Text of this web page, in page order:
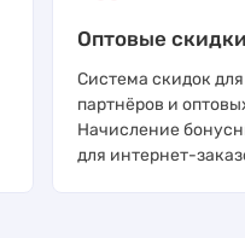
Оптовые скидки
Система скидок
партнёров и
Начисление
для интернет-